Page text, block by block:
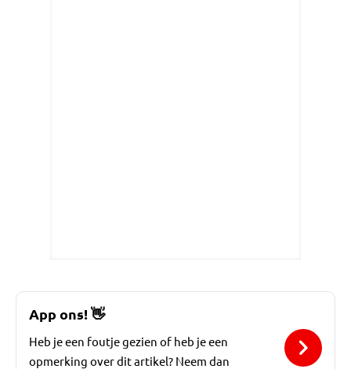
App ons!👋
Heb je een foutje gezien of heb je een
opmerking over dit artikel? Neem dan